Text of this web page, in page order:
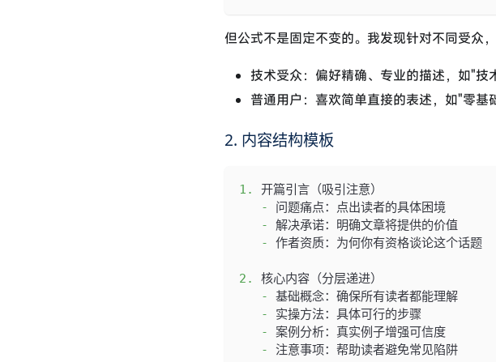
但公式不是固定不变的。我发现针对不同受众
技术受众：偏好精确、专业的描述，如"
普通用户：喜欢简单直接的表述，如"零
2. 内容结构模板
1.
开篇引言（吸引注意）
-
问题痛点：点出读者的具体困境
-
解决承诺：明确文章将提供的价值
-
作者资质：为何你有资格谈论这个话题
2.
核心内容（分层递进）
-
基础概念：确保所有读者都能理解
-
实操方法：具体可行的步骤
-
案例分析：真实例子增强可信度
-
注意事项：帮助读者避免常见陷阱